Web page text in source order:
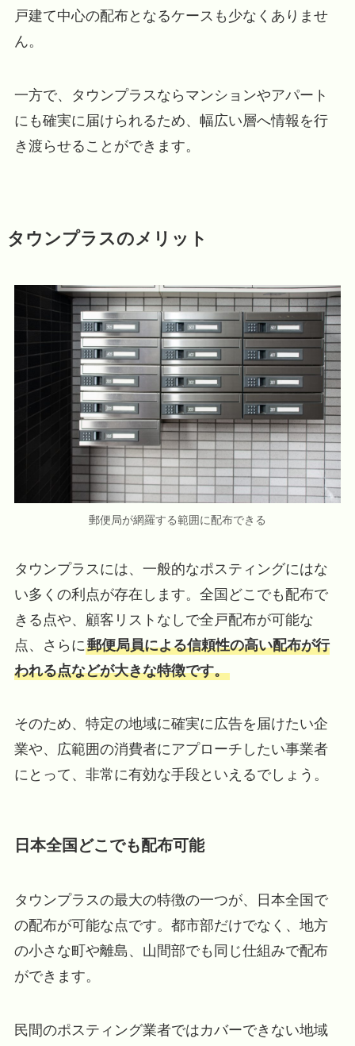
戸建て中心の配布となるケースも少なくありませ
ん。
一方で、タウンプラスならマンションやアパート
にも確実に届けられるため、幅広い層へ情報を行
き渡らせることができます。
タウンプラスのメリット
郵便局が網羅する範囲に配布できる
タウンプラスには、一般的なポスティングにはな
い多くの利点が存在します。全国どこでも配布で
きる点や、顧客リストなしで全戸配布が可能な
点、さらに郵便局員による信頼性の高い配布が行
われる点などが大きな特徴です。
そのため、特定の地域に確実に広告を届けたい企
業や、広範囲の消費者にアプローチしたい事業者
にとって、非常に有効な手段といえるでしょう。
日本全国どこでも配布可能
タウンプラスの最大の特徴の一つが、日本全国で
の配布が可能な点です。都市部だけでなく、地方
の小さな町や離島、山間部でも同じ仕組みで配布
ができます。
民間のポスティング業者ではカバーできない地域